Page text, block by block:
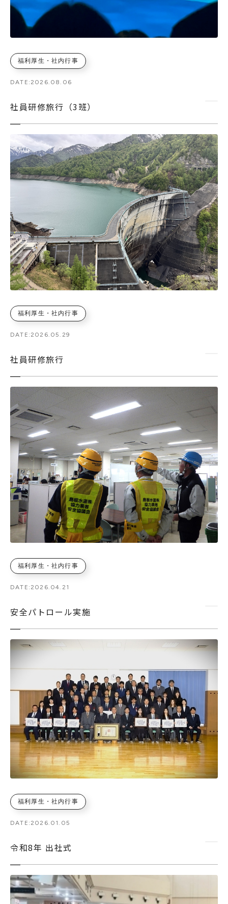
福利厚生・社内行事
DATE: 2026.08.06
社員研修旅行（3班）
福利厚生・社内行事
DATE: 2026.05.29
社員研修旅行
福利厚生・社内行事
DATE: 2026.04.21
安全パトロール実施
福利厚生・社内行事
DATE: 2026.01.05
令和8年 出社式